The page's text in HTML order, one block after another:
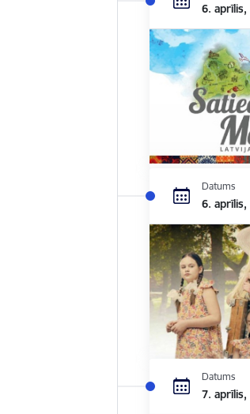
6. aprīlis,
Datums
6. aprīlis,
Datums
7. aprīlis,